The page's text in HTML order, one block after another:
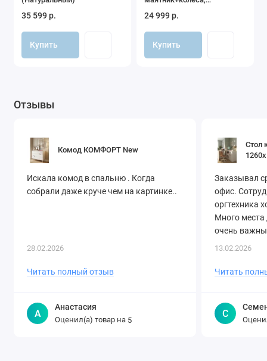
35 599 р.
Купить
автостенка съемная, ящик)
(кашемир)
24 999 р.
Купить
Отзывы
Комод КОМФОРТ New
Искала комод в спальню . Когда
собрали даже круче чем на картинке..
28.02.2026
Читать полный отзыв
А
Анастасия
Оценил(а) товар на 5
Стол
Заказывал
офис.
оргтехника
Много места
очень
оперативно!
13.02.2026
Читать
С